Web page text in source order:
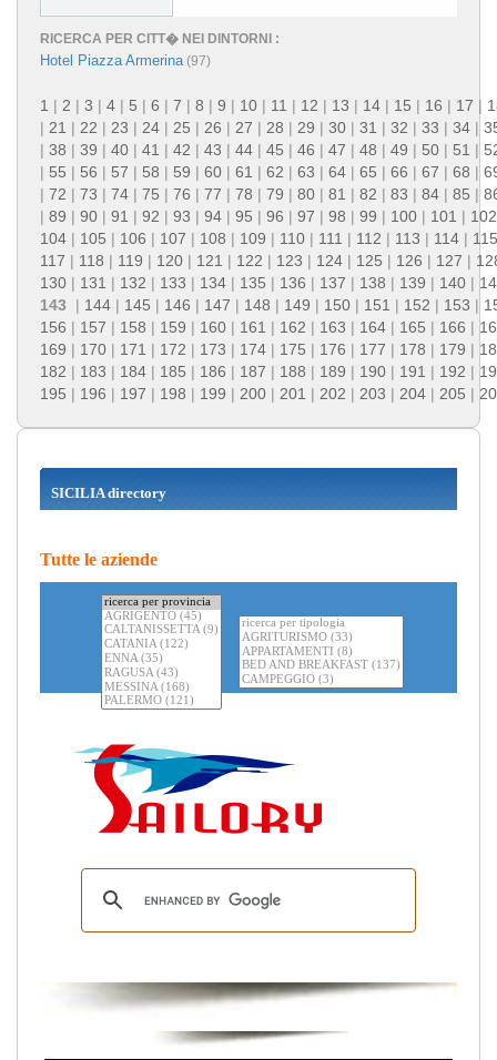
RICERCA PER CITT� NEI DINTORNI :
Hotel Piazza Armerina(97)
1 | 2 | 3 | 4 | 5 | 6 | 7 | 8 | 9 | 10 | 11 | 12 | 13 | 14 | 15 | 16 | 17 |
| 21 | 22 | 23 | 24 | 25 | 26 | 27 | 28 | 29 | 30 | 31 | 32 | 33 | 34 |
| 38 | 39 | 40 | 41 | 42 | 43 | 44 | 45 | 46 | 47 | 48 | 49 | 50 | 51 |
| 55 | 56 | 57 | 58 | 59 | 60 | 61 | 62 | 63 | 64 | 65 | 66 | 67 | 68 |
| 72 | 73 | 74 | 75 | 76 | 77 | 78 | 79 | 80 | 81 | 82 | 83 | 84 | 85 |
| 89 | 90 | 91 | 92 | 93 | 94 | 95 | 96 | 97 | 98 | 99 | 100 | 101 | 102
104 | 105 | 106 | 107 | 108 | 109 | 110 | 111 | 112 | 113 | 114 | 115
117 | 118 | 119 | 120 | 121 | 122 | 123 | 124 | 125 | 126 | 127 |
130 | 131 | 132 | 133 | 134 | 135 | 136 | 137 | 138 | 139 | 140 |
143 | 144 | 145 | 146 | 147 | 148 | 149 | 150 | 151 | 152 | 153 |
156 | 157 | 158 | 159 | 160 | 161 | 162 | 163 | 164 | 165 | 166 |
169 | 170 | 171 | 172 | 173 | 174 | 175 | 176 | 177 | 178 | 179 |
182 | 183 | 184 | 185 | 186 | 187 | 188 | 189 | 190 | 191 | 192 |
195 | 196 | 197 | 198 | 199 | 200 | 201 | 202 | 203 | 204 | 205 |
SICILIA directory
Tutte le aziende